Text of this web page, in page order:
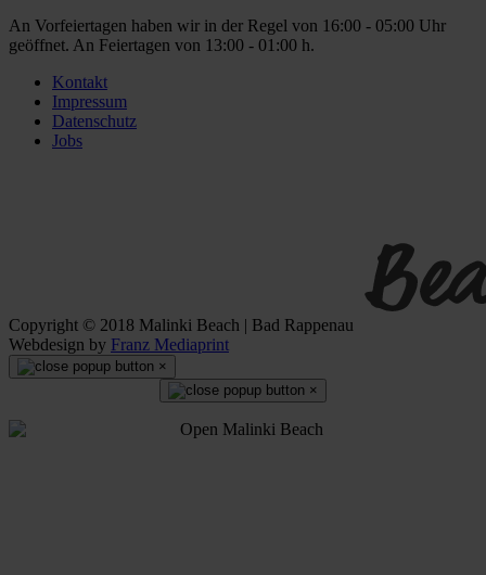
An Vorfeiertagen haben wir in der Regel von 16:00 - 05:00 Uhr
geöffnet. An Feiertagen von 13:00 - 01:00 h.
Kontakt
Impressum
Datenschutz
Jobs
Copyright © 2018 Malinki Beach | Bad Rappenau
Webdesign by Franz Mediaprint
×
×